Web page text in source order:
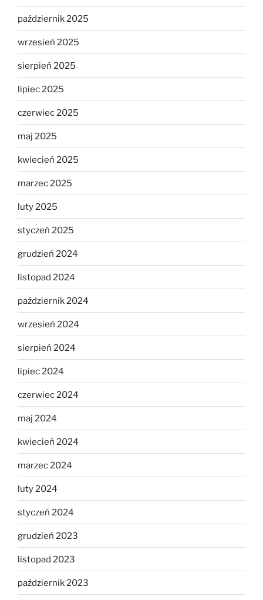
październik 2025
wrzesień 2025
sierpień 2025
lipiec 2025
czerwiec 2025
maj 2025
kwiecień 2025
marzec 2025
luty 2025
styczeń 2025
grudzień 2024
listopad 2024
październik 2024
wrzesień 2024
sierpień 2024
lipiec 2024
czerwiec 2024
maj 2024
kwiecień 2024
marzec 2024
luty 2024
styczeń 2024
grudzień 2023
listopad 2023
październik 2023